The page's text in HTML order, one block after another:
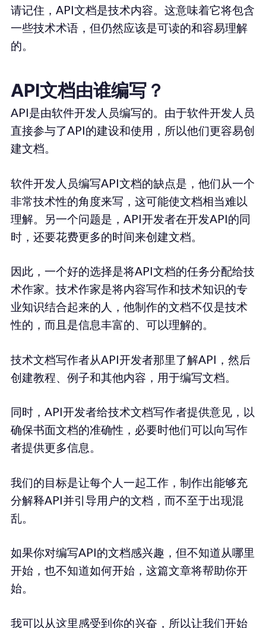
请记住，API文档是技术内容。这意味着它将包含
一些技术术语，但仍然应该是可读的和容易理解
的。
API文档由谁编写？
API是由软件开发人员编写的。由于软件开发人员
直接参与了API的建设和使用，所以他们更容易创
建文档。
软件开发人员编写API文档的缺点是，他们从一个
非常技术性的角度来写，这可能使文档相当难以
理解。另一个问题是，API开发者在开发API的同
时，还要花费更多的时间来创建文档。
因此，一个好的选择是将API文档的任务分配给技
术作家。技术作家是将内容写作和技术知识的专
业知识结合起来的人，他制作的文档不仅是技术
性的，而且是信息丰富的、可以理解的。
技术文档写作者从API开发者那里了解API，然后
创建教程、例子和其他内容，用于编写文档。
同时，API开发者给技术文档写作者提供意见，以
确保书面文档的准确性，必要时他们可以向写作
者提供更多信息。
我们的目标是让每个人一起工作，制作出能够充
分解释API并引导用户的文档，而不至于出现混
乱。
如果你对编写API的文档感兴趣，但不知道从哪里
开始，也不知道如何开始，这篇文章将帮助你开
始。
我可以从这里感受到你的兴奋，所以让我们开始